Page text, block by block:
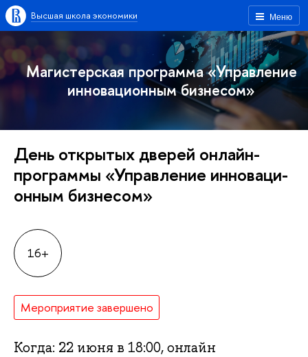
Меню
ысшая школа экономики
Магистерская программа «Управление
инновационным бизнесом»
День открытых дверей онлайн-
программы «Управление ин­но­ва­ци­
он­ным бизнесом»
16+
Мероприятие завершено
Когда: 22 июня в 18:00, онлайн